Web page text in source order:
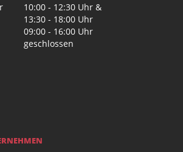
10:00 - 12:30 Uhr &
13:30 - 18:00 Uhr
09:00 - 16:00 Uhr
geschlossen